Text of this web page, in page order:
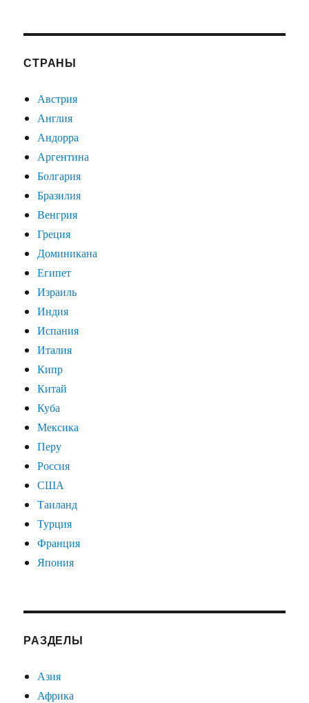
СТРАНЫ
Австрия
Англия
Андорра
Аргентина
Болгария
Бразилия
Венгрия
Греция
Доминикана
Египет
Израиль
Индия
Испания
Италия
Кипр
Китай
Куба
Мексика
Перу
Россия
США
Таиланд
Турция
Франция
Япония
РАЗДЕЛЫ
Азия
Африка